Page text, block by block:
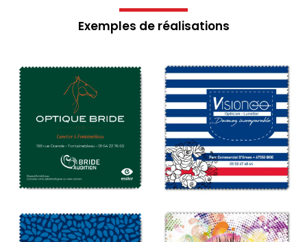
Exemples de réalisations